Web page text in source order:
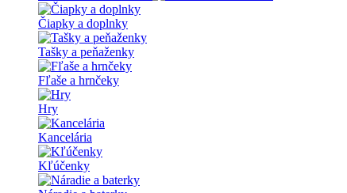
Čiapky a doplnky
Tašky a peňaženky
Fľaše a hrnčeky
Hry
Kancelária
Kľúčenky